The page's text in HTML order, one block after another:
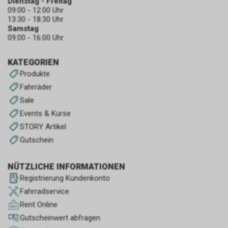
KATEGORIEN
Produkte
Fahrräder
Sale
Events & Kurse
STORY Artikel
Gutschein
NÜTZLICHE INFORMATIONEN
Registrierung Kundenkonto
Fahrradservice
Rent Online
Gutscheinwert abfragen
09:00 - 12:00 Uhr
13:30 - 18:30 Uhr
Samstag
09:00 - 16:00 Uhr